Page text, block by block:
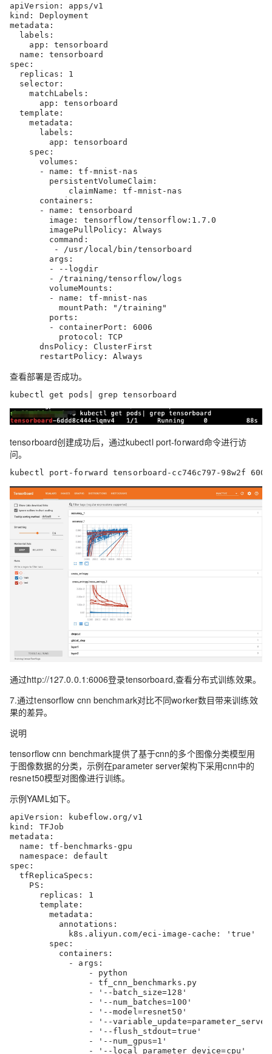
apiVersion: apps/v1
kind: Deployment
metadata:
labels:
app: tensorboard
name: tensorboard
spec:
replicas: 1
selector:
matchLabels:
app: tensorboard
template:
metadata:
labels:
app: tensorboard
spec:
volumes:
- name: tf-mnist-nas
persistentVolumeClaim:
claimName: tf-mnist-nas
containers:
- name: tensorboard
image: tensorflow/tensorflow:1.7.0
imagePullPolicy: Always
command:
- /usr/local/bin/tensorboard
args:
- --logdir
- /training/tensorflow/logs
volumeMounts:
- name: tf-mnist-nas
mountPath: "/training"
ports:
- containerPort: 6006
protocol: TCP
dnsPolicy: ClusterFirst
restartPolicy: Always
查看部署是否成功。
kubectl get pods| grep tensorboard
tensorboard创建成功后，通过kubectl port-forward命令进行访
问。
kubectl port-forward tensorboard-cc746c797-98w2f
通过http://127.0.0.1:6006登录tensorboard,查看分布式训练效果。
7.通过tensorflow cnn benchmark对比不同worker数目带来训练效
果的差异。
说明
tensorflow cnn benchmark提供了基于cnn的多个图像分类模型用
于图像数据的分类，示例在parameter server架构下采用cnn中的
resnet50模型对图像进行训练。
示例YAML如下。
apiVersion: kubeflow.org/v1
kind: TFJob
metadata:
name: tf-benchmarks-gpu
namespace: default
spec:
tfReplicaSpecs:
PS:
replicas: 1
template:
metadata:
annotations:
k8s.aliyun.com/eci-image-cache: 'true'  # 开启
spec:
containers:
- args:
- python
- tf_cnn_benchmarks.py
- '--batch_size=128'
- '--num_batches=100'
- '--model=resnet50'
- '--
- '--flush_stdout=true'
- '--num_gpus=1'
- '--local_parameter_device=cpu'